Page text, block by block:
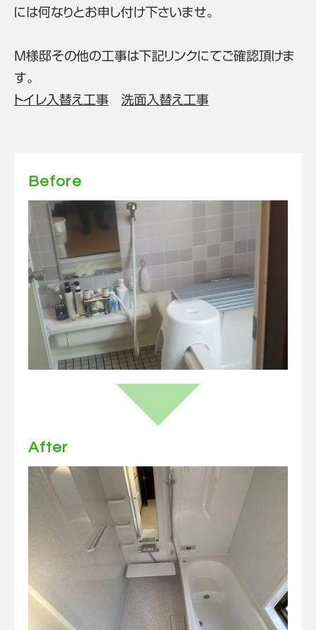
には何なりとお申し付け下さいませ。
M様邸その他の工事は下記リンクにてご確認頂けま
す。
トイレ入替え工事
洗面入替え工事
Before
After